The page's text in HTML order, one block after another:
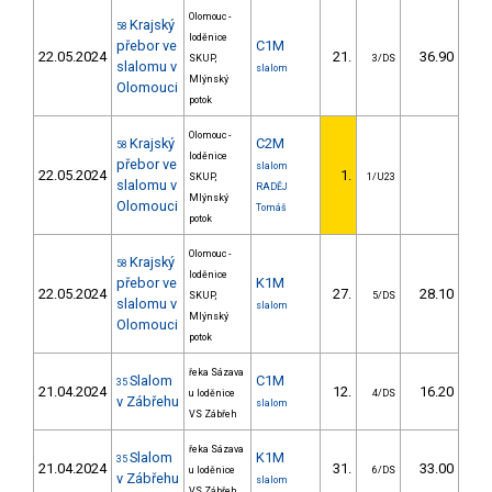
22.05.2024
58 Krajský
přebor ve
slalomu v
Olomouci
Olomouc -
loděnice
SKUP,
Mlýnský
potok
C1M
slalom
21. 3/DS 36.90
22.05.2024
58 Krajský
přebor ve
slalomu v
Olomouci
Olomouc -
loděnice
SKUP,
Mlýnský
potok
C2M
slalom
RADĚJ
Tomáš
1. 1/U23
22.05.2024
58 Krajský
přebor ve
slalomu v
Olomouci
Olomouc -
loděnice
SKUP,
Mlýnský
potok
K1M
slalom
27. 5/DS 28.10
21.04.2024
35 Slalom
v Zábřehu
řeka Sázava
u loděnice
VS Zábřeh
C1M
slalom
12. 4/DS 16.20
21.04.2024
35 Slalom
v Zábřehu
řeka Sázava
u loděnice
K1M
slalom
31. 6/DS 33.00